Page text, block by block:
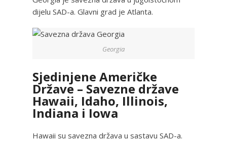
dijelu SAD-a. Glavni grad je Atlanta.
Georgia
Sjedinjene Američke
Države – Savezne države
Hawaii, Idaho, Illinois,
Indiana i Iowa
Hawaii su savezna država u sastavu SAD-a.